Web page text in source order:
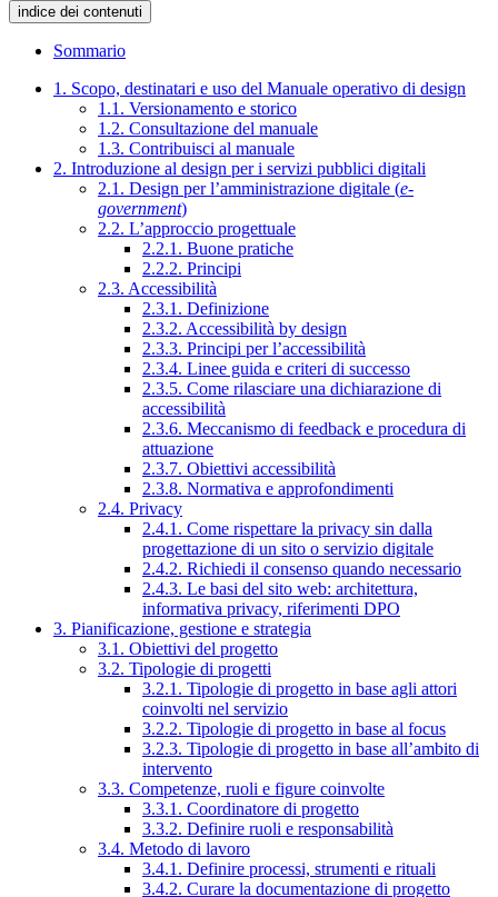
indice dei contenuti
Sommario
1. Scopo, destinatari e uso del Manuale operativo di design
1.1. Versionamento e storico
1.2. Consultazione del manuale
1.3. Contribuisci al manuale
2. Introduzione al design per i servizi pubblici digitali
2.1. Design per l’amministrazione digitale (e-
government)
2.2. L’approccio progettuale
2.2.1. Buone pratiche
2.2.2. Principi
2.3. Accessibilità
2.3.1. Definizione
2.3.2. Accessibilità by design
2.3.3. Principi per l’accessibilità
2.3.4. Linee guida e criteri di successo
2.3.5. Come rilasciare una dichiarazione di
accessibilità
2.3.6. Meccanismo di feedback e procedura di
attuazione
2.3.7. Obiettivi accessibilità
2.3.8. Normativa e approfondimenti
2.4. Privacy
2.4.1. Come rispettare la privacy sin dalla
progettazione di un sito o servizio digitale
2.4.2. Richiedi il consenso quando necessario
2.4.3. Le basi del sito web: architettura,
informativa privacy, riferimenti DPO
3. Pianificazione, gestione e strategia
3.1. Obiettivi del progetto
3.2. Tipologie di progetti
3.2.1. Tipologie di progetto in base agli attori
coinvolti nel servizio
3.2.2. Tipologie di progetto in base al focus
3.2.3. Tipologie di progetto in base all’ambito di
intervento
3.3. Competenze, ruoli e figure coinvolte
3.3.1. Coordinatore di progetto
3.3.2. Definire ruoli e responsabilità
3.4. Metodo di lavoro
3.4.1. Definire processi, strumenti e rituali
3.4.2. Curare la documentazione di progetto